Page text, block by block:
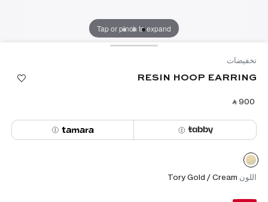
Tap or pinch to expand
تخفيضات
RESIN HOOP EARRING
‎ ⃁ ⁦900⁩ ‎
اللون Tory Gold / Cream